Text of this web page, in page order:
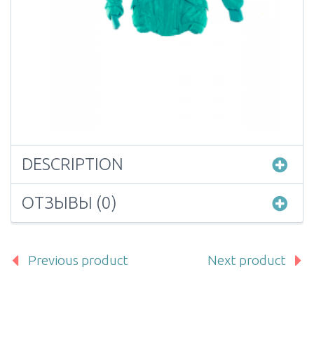
DESCRIPTION
ОТЗЫВЫ (0)
Previous product Next product